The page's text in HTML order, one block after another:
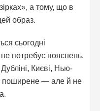
а тому, що в
образ.
сьогодні
потребує пояснень.
Києві, Нью-
поширене — але й не